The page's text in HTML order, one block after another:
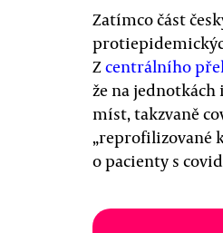
Zatímco část
Zcentrálního
že na
míst, takzvaně
„reprofilizované
o pacienty s